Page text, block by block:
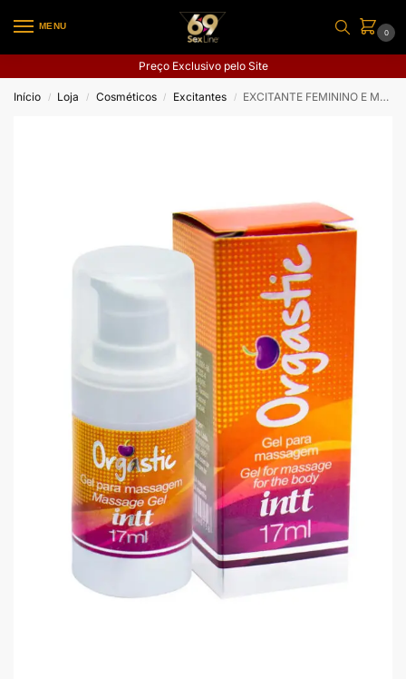
MENU
0
Preço Exclusivo pelo Site
Início / Loja / Cosméticos / Excitantes / EXCITANTE FEMININO E MELHORA LIBIDO ORGASTIC